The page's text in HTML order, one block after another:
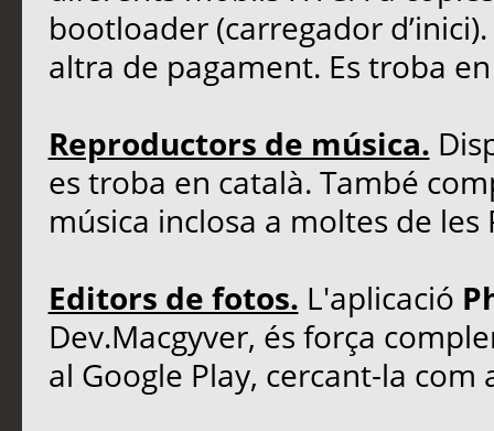
bootloader (carregador
altra de pagament. Es troba
Reproductors de música.
es troba en català. També
música inclosa a moltes de
Editors de fotos. L'aplicació
Dev.Macgyver, és força
al Google Play, cercant-la